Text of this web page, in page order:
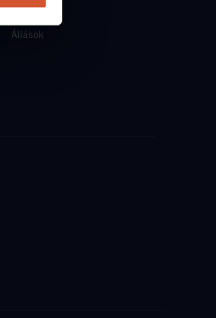
Kik vagyunk
Állások